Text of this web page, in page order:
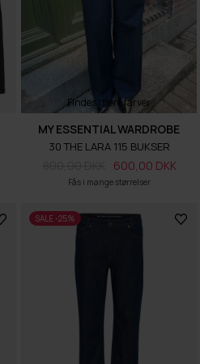
Findes i flere farver
Fås i mange størrelser
MY ESSENTIAL WARDROBE
30 THE LARA 115 BUKSER
600,00 DKK
SALE -25%